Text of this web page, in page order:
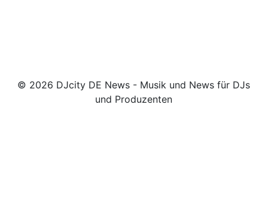
© 2026 DJcity DE News - Musik und News für DJs
und Produzenten